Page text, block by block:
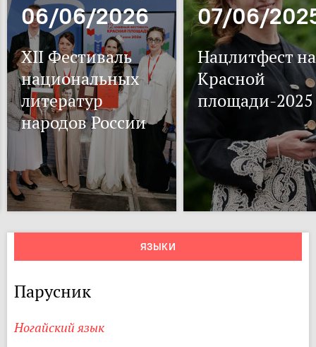
06/06/2026
XII Фестиваль
национальных
литератур
народов России
07/06/
Нацлитфест на
Красной
площади-2025
ЯЗЫКИ
Парусник
Ногайский язык